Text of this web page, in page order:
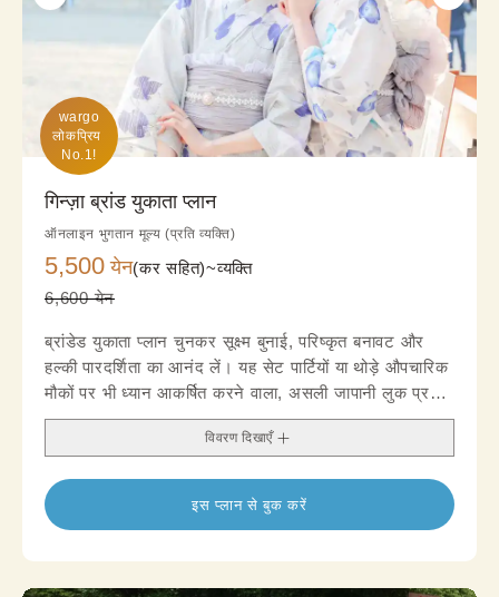
wargo
लोकप्रिय
No.1!
गिन्ज़ा ब्रांड युकाता प्लान
ऑनलाइन भुगतान मूल्य (प्रति व्यक्ति)
5,500 येन(कर सहित)~व्यक्ति
6,600 येन
ब्रांडेड युकाता प्लान चुनकर सूक्ष्म बुनाई, परिष्कृत बनावट और
हल्की पारदर्शिता का आनंद लें। यह सेट पार्टियों या थोड़े औपचारिक
मौकों पर भी ध्यान आकर्षित करने वाला, असली जापानी लुक प्रदान
करता है।
विवरण दिखाएँ
इस प्लान से बुक करें